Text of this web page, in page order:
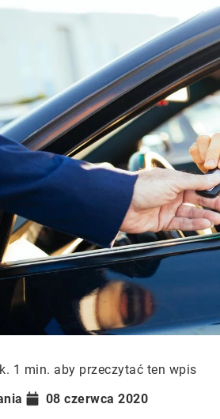
1 min. aby przeczytać ten wpis
08 czerwca 2020